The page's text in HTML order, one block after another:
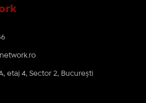
etaj 4, Sector 2, București